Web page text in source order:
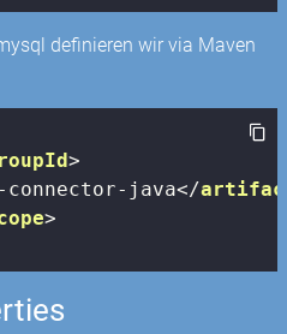
definieren wir via Maven
>
connector-java</
>